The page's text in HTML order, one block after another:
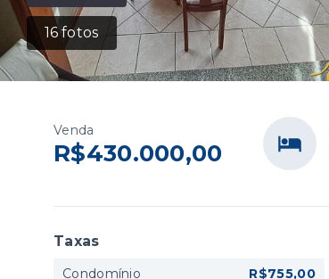
16fotos
Venda
R$430.000,00
Taxas
Condomínio
R$755,00